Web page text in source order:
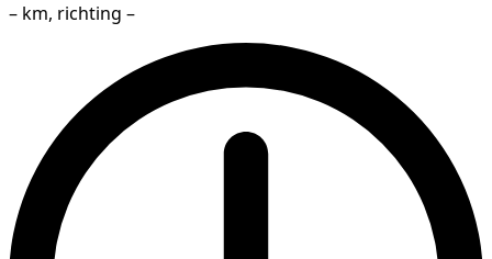
– km, richting –